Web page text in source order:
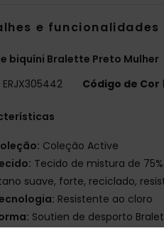
e funcionalidades
biquíni Bralette Preto Mulher
ERJX305442 Código de Cor
Coleção Active
Tecido de mistura de
suave, forte, reciclado,
Resistente ao cloro
Soutien de desporto